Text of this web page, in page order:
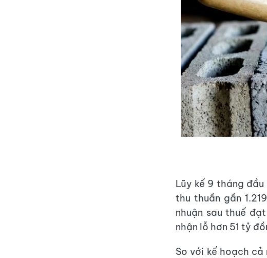
Lũy kế 9 tháng đầu
thu thuần gần
nhuận sau thuế
nhận lỗ hơn 51 tỷ
So với kế hoạch